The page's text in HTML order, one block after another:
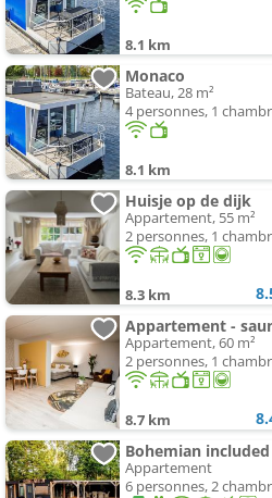
8.1 km
Monaco
Bateau, 28 m²
4 personnes, 1
8.1 km
Huisje op de dijk
Appartement, 55 m²
2 personnes, 1
8.3 km
Appartement -
Appartement, 60 m²
2 personnes, 1
8.7 km
Appartement
6 personnes, 2